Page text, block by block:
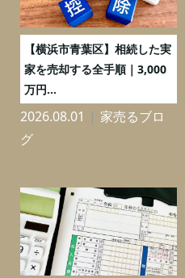
【横浜市青葉区】相続した実
家を売却する全手順｜3,000
万円...
2026.08.01
家売るブロ
グ